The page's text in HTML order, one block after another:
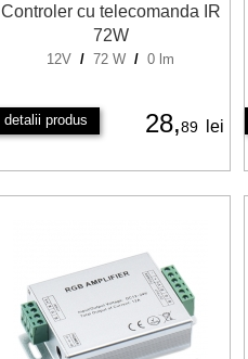
Controler cu telecomanda IR
72W
12V / 72 W / 0 lm
detalii produs 28,89 lei